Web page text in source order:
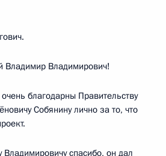
Владимир Владимирович!
благодарны Правительству
Собянину лично за то, что
Владимировичу спасибо, он дал